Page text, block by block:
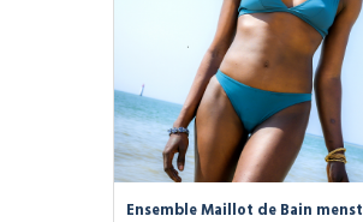
Ensemble Maillot de Bain